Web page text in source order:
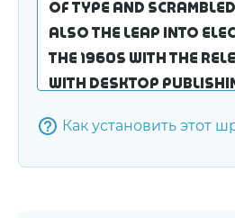
Как установить этот